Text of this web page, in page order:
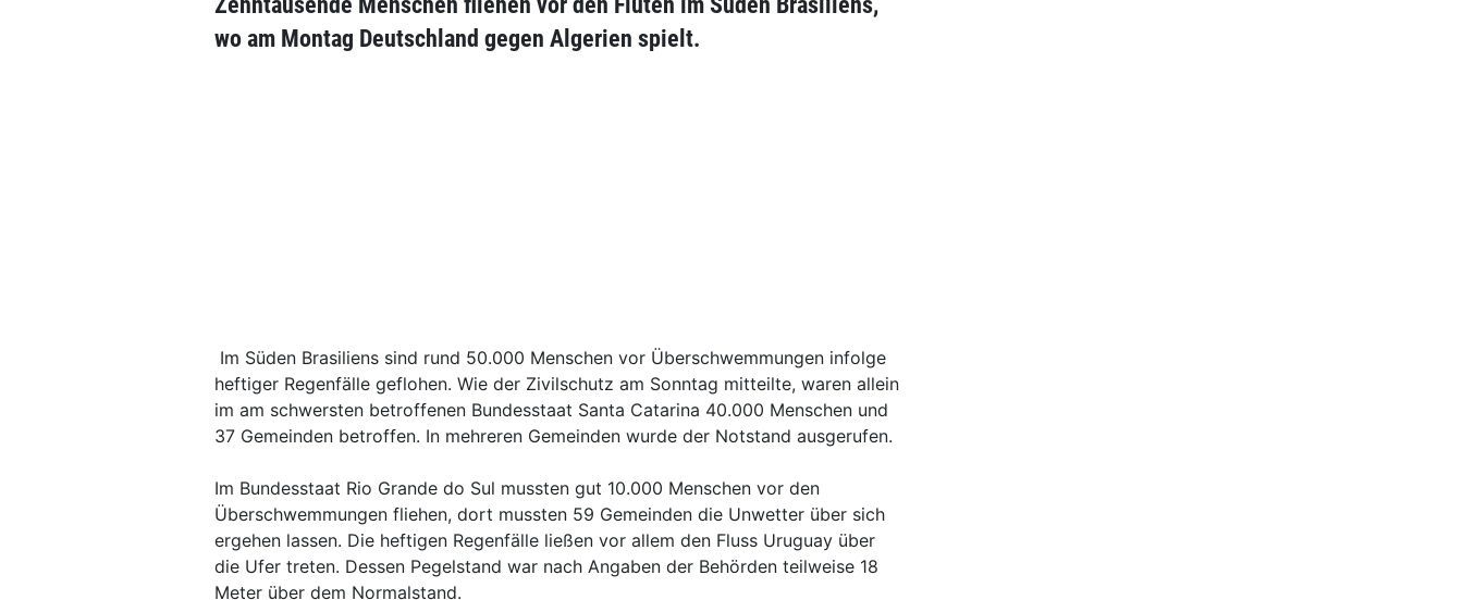
wo am Montag Deutschland gegen Algerien spielt.
Im Süden Brasiliens sind rund 50.000 Menschen vor Überschwemmungen infolge
heftiger Regenfälle geflohen. Wie der Zivilschutz am Sonntag mitteilte, waren allein
im am schwersten betroffenen Bundesstaat Santa Catarina 40.000 Menschen und
37 Gemeinden betroffen. In mehreren Gemeinden wurde der Notstand ausgerufen.
Im Bundesstaat Rio Grande do Sul mussten gut 10.000 Menschen vor den
Überschwemmungen fliehen, dort mussten 59 Gemeinden die Unwetter über sich
ergehen lassen. Die heftigen Regenfälle ließen vor allem den Fluss Uruguay über
die Ufer treten. Dessen Pegelstand war nach Angaben der Behörden teilweise 18
Meter über dem Normalstand.